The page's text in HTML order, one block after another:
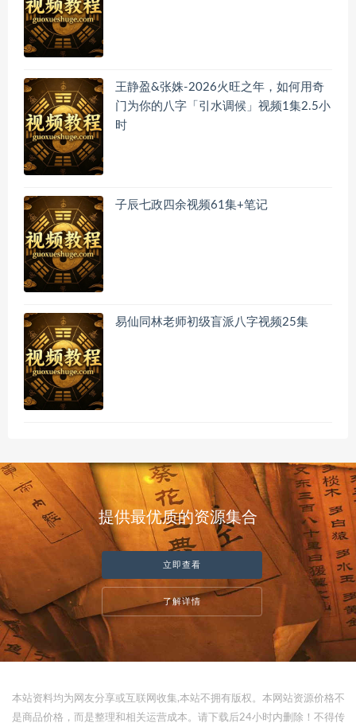
王静盈&张姝-2026火旺之年，如何用奇
门为你的八字「引水调候」视频1集2.5小
时
子辰七政四余视频61集+笔记
易仙同林老师初级盲派八字视频25集
提供最优质的资源集合
立即查看
了解详情
本站资料均为网友分享或互联网收集,本站不拥有版权。本网站资源价格不
是商品价格，而是整理和相关运营成本。请下载后24小时内删除！不得传